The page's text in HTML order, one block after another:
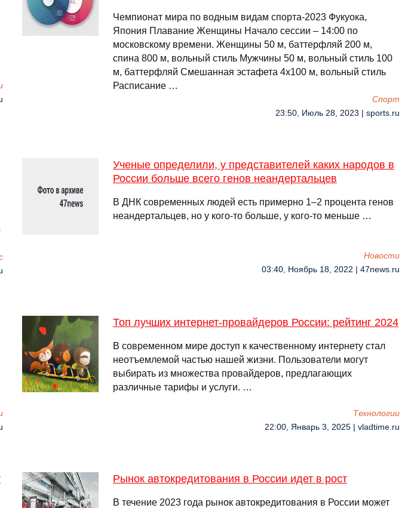
Чемпионат мира по водным видам спорта-2023 Фукуока,
Япония Плавание Женщины Начало сессии – 14:00 по
московскому времени. Женщины 50 м, баттерфляй 200 м,
спина 800 м, вольный стиль Мужчины 50 м, вольный стиль 100
м, баттерфляй Смешанная эстафета 4x100 м, вольный стиль
Расписание …
Спорт
23:50, Июль 28, 2023 | sports.ru
Ученые определили, у представителей каких народов в
России больше всего генов неандертальцев
В ДНК современных людей есть примерно 1–2 процента генов
неандертальцев, но у кого-то больше, у кого-то меньше …
Новости
03:40, Ноябрь 18, 2022 | 47news.ru
Топ лучших интернет-провайдеров России: рейтинг 2024
В современном мире доступ к качественному интернету стал
неотъемлемой частью нашей жизни. Пользователи могут
выбирать из множества провайдеров, предлагающих
различные тарифы и услуги. …
Технологии
22:00, Январь 3, 2025 | vladtime.ru
Рынок автокредитования в России идет в рост
В течение 2023 года рынок автокредитования в России может